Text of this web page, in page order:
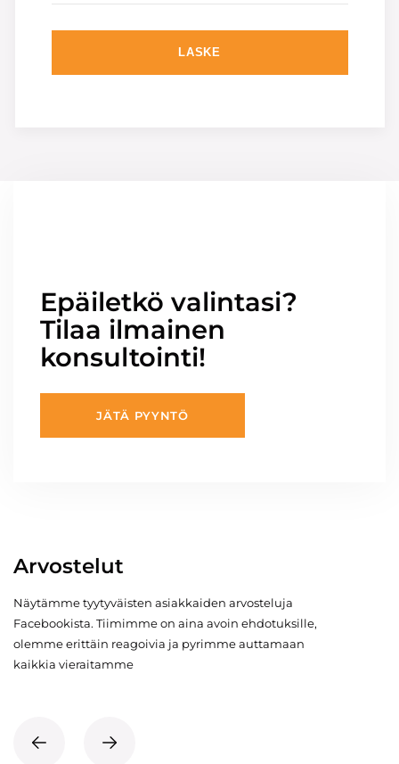
LASKE
Epäiletkö valintasi?
Tilaa ilmainen
konsultointi!
JÄTÄ PYYNTÖ
Arvostelut
Näytämme tyytyväisten asiakkaiden arvosteluja
Facebookista. Tiimimme on aina avoin ehdotuksille,
olemme erittäin reagoivia ja pyrimme auttamaan
kaikkia vieraitamme